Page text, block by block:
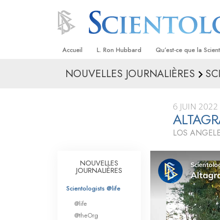
Accueil L. Ron Hubbard Qu’est-ce que la
Croyances et pratiques
Les scientologues et
Rencontrez un
À l’intérieur d’une
Les principes de
Scientologie
La Dianétique : Une
NOUVELLES JOURNALIÈRES
6 JUIN 2022
LOS
NOUVELLES
JOURNALIÈRES
Scientologists @life
@life
@theOrg